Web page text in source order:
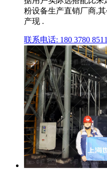
粉设备生产直销厂商,
产现 .
联系电话: 180 3780 8511